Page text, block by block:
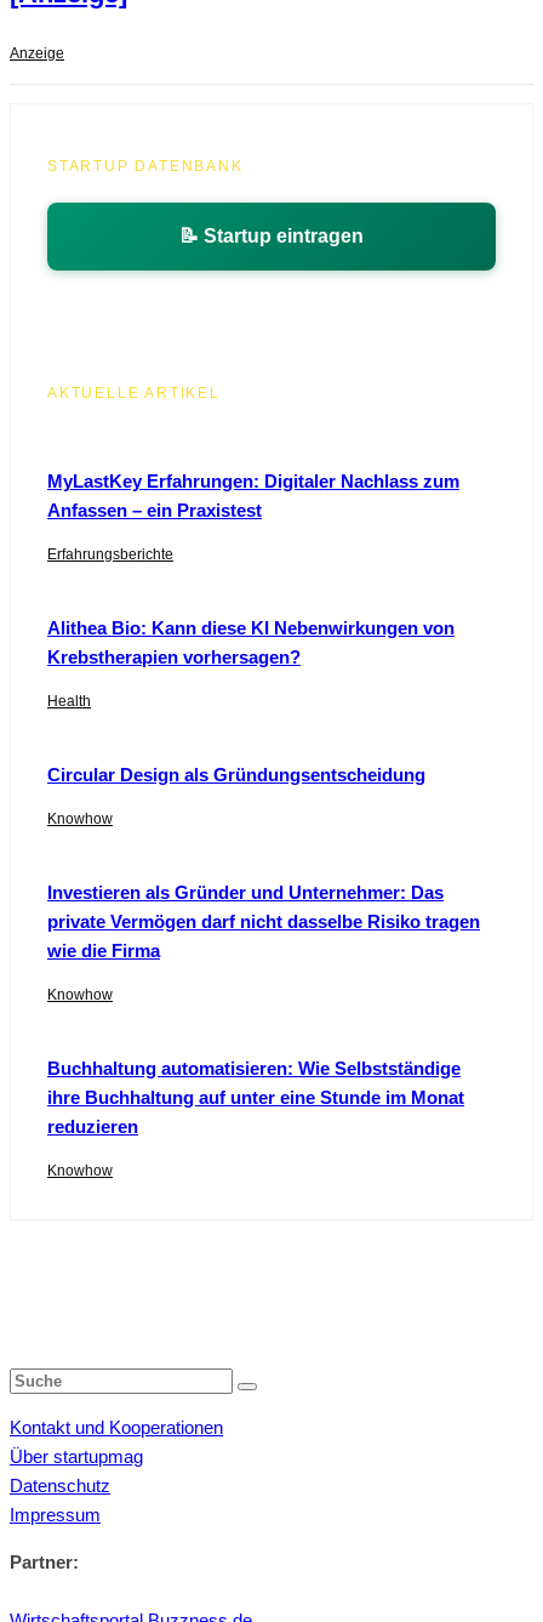
Anzeige
STARTUP DATENBANK
📝 Startup eintragen
AKTUELLE ARTIKEL
MyLastKey Erfahrungen: Digitaler Nachlass zum
Anfassen – ein Praxistest
Erfahrungsberichte
Alithea Bio: Kann diese KI Nebenwirkungen von
Krebstherapien vorhersagen?
Health
Circular Design als Gründungsentscheidung
Knowhow
Investieren als Gründer und Unternehmer: Das
private Vermögen darf nicht dasselbe Risiko tragen
wie die Firma
Knowhow
Buchhaltung automatisieren: Wie Selbstständige
ihre Buchhaltung auf unter eine Stunde im Monat
reduzieren
Knowhow
Kontakt und Kooperationen
Über startupmag
Datenschutz
Impressum
Partner: